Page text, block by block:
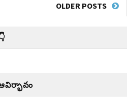
OLDER POSTS